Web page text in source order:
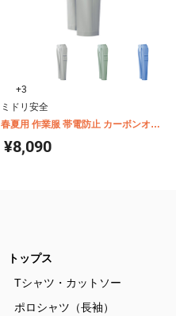
+3
ミドリ安全
春夏用 作業服 帯電防止 カーボンオフ
セット VES50シリーズ カーゴパンツ
¥8,090
トップス
Tシャツ・カットソー
ポロシャツ（長袖）